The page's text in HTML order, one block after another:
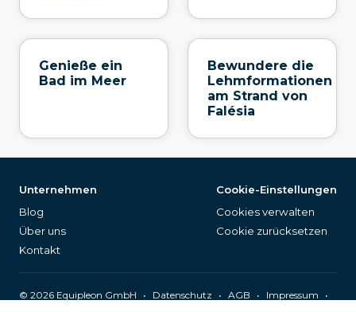
Genieße ein
Bad im Meer
Bewundere die
Lehmformationen
am Strand von
Falésia
Unternehmen
Blog
Über uns
Kontakt
Cookie-Einstellungen
Cookies verwalten
Cookie zurücksetzen
© 2026 Equipleon GmbH • Datenschutz • AGB • Impressum
•